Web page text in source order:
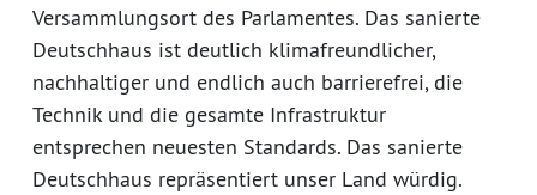
Versammlungsort des Parlamentes. Das sanierte
Deutschhaus ist deutlich klimafreundlicher,
nachhaltiger und endlich auch barrierefrei, die
Technik und die gesamte Infrastruktur
entsprechen neuesten Standards. Das sanierte
Deutschhaus repräsentiert unser Land würdig.